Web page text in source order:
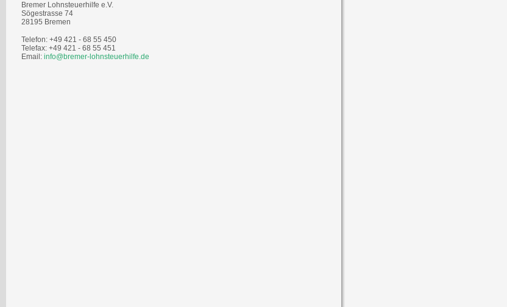
Bremer Lohnsteuerhilfe e.V.
Sögestrasse 74
28195 Bremen
Telefon: +49 421 - 68 55 450
Telefax: +49 421 - 68 55 451
Email: info@bremer-lohnsteuerhilfe.de